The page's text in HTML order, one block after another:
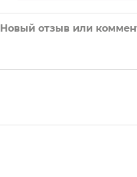
Новый отзыв или